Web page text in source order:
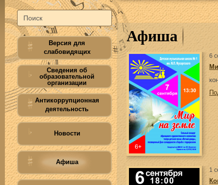
Версия для
слабовидящих
Сведения об
образовательной
организации
Антикоррупционная
деятельность
Новости
Афиша
Афиша
6
1